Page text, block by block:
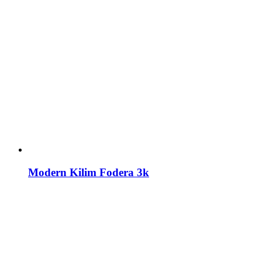
Modern Kilim Fodera 3k